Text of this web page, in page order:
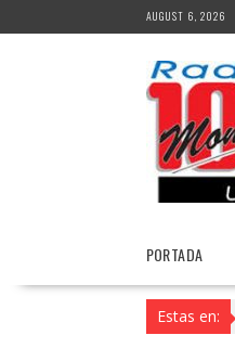
to
AUGUST 6, 2026
PORTADA
Estas en: